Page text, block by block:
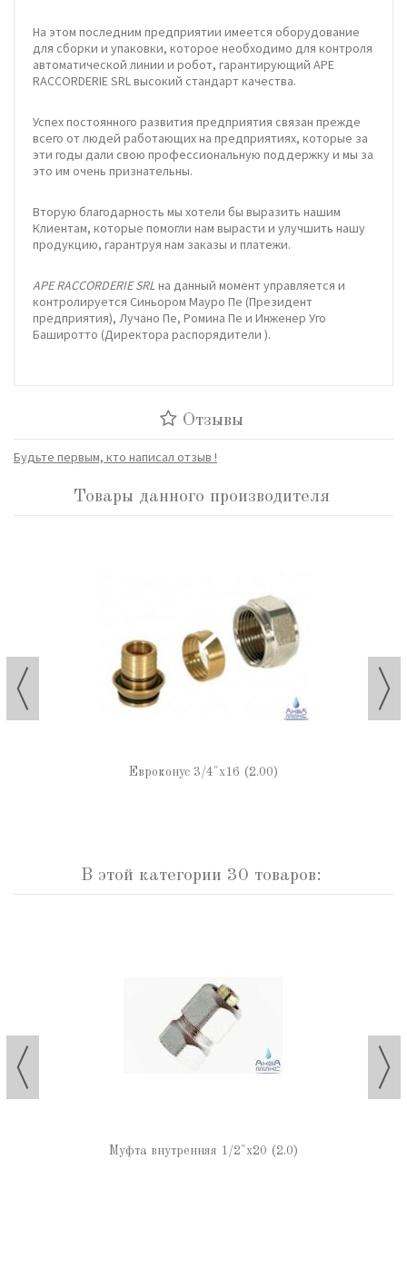
На этом последним предприятии имеется оборудование
для сборки и упаковки, которое необходимо для контроля
автоматической линии и робот, гарантирующий APE
RACCORDERIE SRL высокий стандарт качества.
Успех постоянного развития предприятия связан прежде
всего от людей работающих на предприятиях, которые за
эти годы дали свою профессиональную поддержку и мы за
это им очень признательны.
Вторую благодарность мы хотели бы выразить нашим
Клиентам, которые помогли нам вырасти и улучшить нашу
продукцию, гарантруя нам заказы и платежи.
APE RACCORDERIE SRLна данный момент управляется и
контролируется Синьором Мауро Пе (Президент
предприятия), Лучано Пе, Ромина Пе и Инженер Уго
Баширотто (Директора распорядители ).
Отзывы
Будьте первым, кто написал отзыв !
Товары данного производителя
Евроконус 3/4"х16 (2.00)
В этой категории 30 товаров:
Муфта внутренняя 1/2"х20 (2.0)